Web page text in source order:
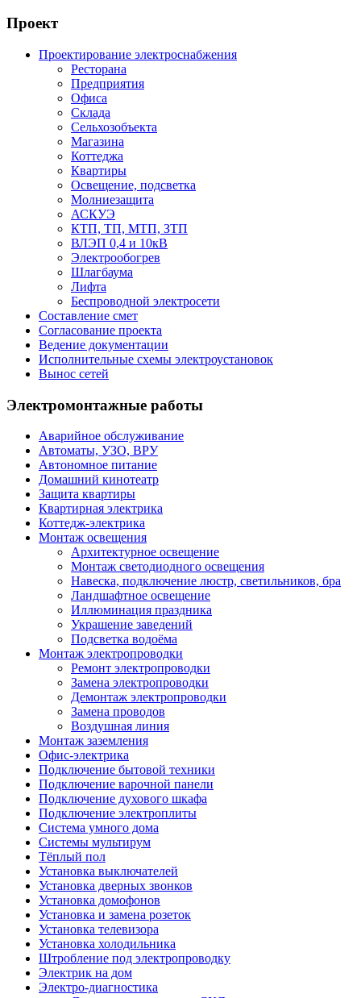
Проект
Проектирование электроснабжения
Ресторана
Предприятия
Офиса
Склада
Сельхозобъекта
Магазина
Коттеджа
Квартиры
Освещение, подсветка
Молниезащита
АСКУЭ
КТП, ТП, МТП, ЗТП
ВЛЭП 0,4 и 10кВ
Электрообогрев
Шлагбаума
Лифта
Беспроводной электросети
Составление смет
Согласование проекта
Ведение документации
Исполнительные схемы электроустановок
Вынос сетей
Электромонтажные работы
Аварийное обслуживание
Автоматы, УЗО, ВРУ
Автономное питание
Домашний кинотеатр
Защита квартиры
Квартирная электрика
Коттедж-электрика
Монтаж освещения
Архитектурное освещение
Монтаж светодиодного освещения
Навеска, подключение люстр, светильников, бра
Ландшафтное освещение
Иллюминация праздника
Украшение заведений
Подсветка водоёма
Монтаж электропроводки
Ремонт электропроводки
Замена электропроводки
Демонтаж электропроводки
Замена проводов
Воздушная линия
Монтаж заземления
Офис-электрика
Подключение бытовой техники
Подключение варочной панели
Подключение духового шкафа
Подключение электроплиты
Система умного дома
Системы мультирум
Тёплый пол
Установка выключателей
Установка дверных звонков
Установка домофонов
Установка и замена розеток
Установка телевизора
Установка холодильника
Штробление под электропроводку
Электрик на дом
Электро-диагностика